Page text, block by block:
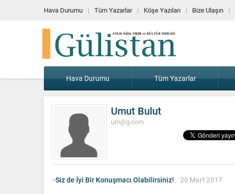
Hava Durumu Tüm Yazarlar Köşe Yazıları Bize Ulaşın
Hava Durumu Tüm Yazarlar
Umut Bulut
um@g.com
Siz de İyi Bir Konuşmacı Olabilirsiniz! 20 Mart 2017